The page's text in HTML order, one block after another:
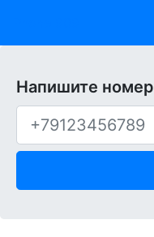
Напишите номер